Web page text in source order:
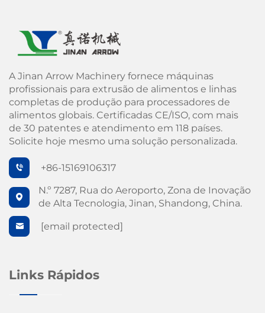
A Jinan Arrow Machinery fornece máquinas
profissionais para extrusão de alimentos e linhas
completas de produção para processadores de
alimentos globais. Certificadas CE/ISO, com mais
de 30 patentes e atendimento em 118 países.
Solicite hoje mesmo uma solução personalizada.
+86-15169106317
N.º 7287, Rua do Aeroporto, Zona de Inovação
de Alta Tecnologia, Jinan, Shandong, China.
[email protected]
Links Rápidos